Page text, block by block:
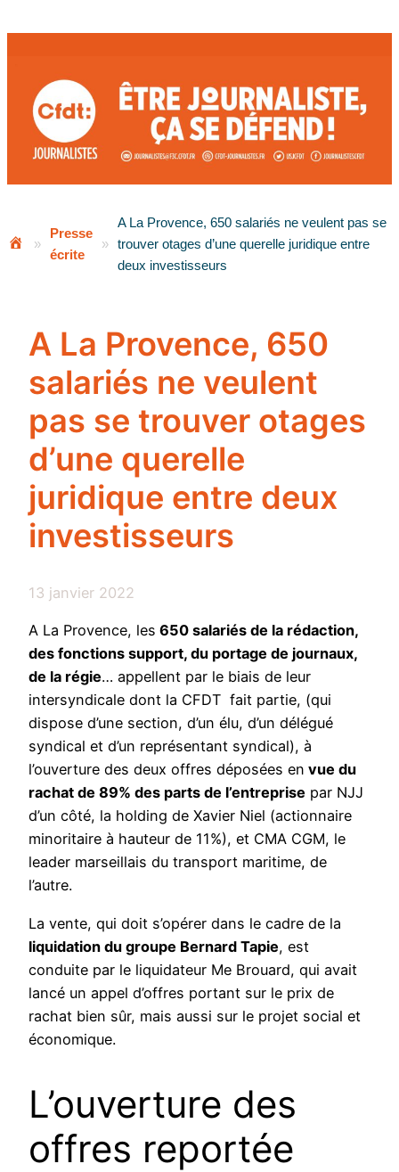
»
Presse
écrite
»
A La Provence, 650 salariés ne veulent pas se
trouver otages d’une querelle juridique entre
deux investisseurs
A La Provence, 650
salariés ne veulent
pas se trouver otages
d’une querelle
juridique entre deux
investisseurs
13 janvier 2022
A La Provence, les 650 salariés de la rédaction,
des fonctions support, du portage de journaux,
de la régie… appellent par le biais de leur
intersyndicale dont la CFDT fait partie, (qui
dispose d’une section, d’un élu, d’un délégué
syndical et d’un représentant syndical), à
l’ouverture des deux offres déposées en vue du
rachat de 89% des parts de l’entreprise par NJJ
d’un côté, la holding de Xavier Niel (actionnaire
minoritaire à hauteur de 11%), et CMA CGM, le
leader marseillais du transport maritime, de
l’autre.
La vente, qui doit s’opérer dans le cadre de la
liquidation du groupe Bernard Tapie, est
conduite par le liquidateur Me Brouard, qui avait
lancé un appel d’offres portant sur le prix de
rachat bien sûr, mais aussi sur le projet social et
économique.
L’ouverture des
offres reportée